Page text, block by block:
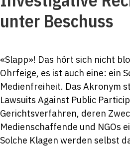
unter Be­schuss
«Slapp»! Das hört sich nicht
Ohrfeige, es ist auch eine: ein
Medienfreiheit. Das Akronym
Lawsuits Against Public
Gerichtsverfahren, deren
Medienschaffende und NGOs
Solche Klagen werden selbst